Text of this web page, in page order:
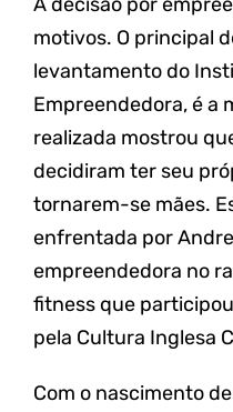
motivos. O principal
levantamento do
Empreendedora, é a
realizada mostrou
decidiram ter seu
tornarem-se mães.
enfrentada por
empreendedora no
fitness que
pela Cultura Inglesa
Com o nascimento